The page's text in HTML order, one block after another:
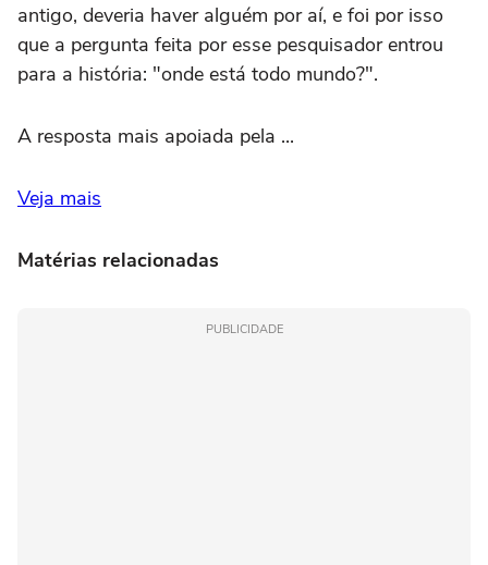
antigo, deveria haver alguém por aí, e foi por isso
que a pergunta feita por esse pesquisador entrou
para a história: "onde está todo mundo?".
A resposta mais apoiada pela ...
Veja mais
Matérias relacionadas
PUBLICIDADE